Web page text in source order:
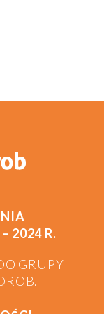
2024 R.
GRUPY